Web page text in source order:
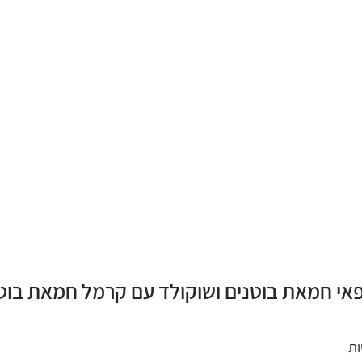
חמאת בוטנים ושוקולד עם קרמל חמאת